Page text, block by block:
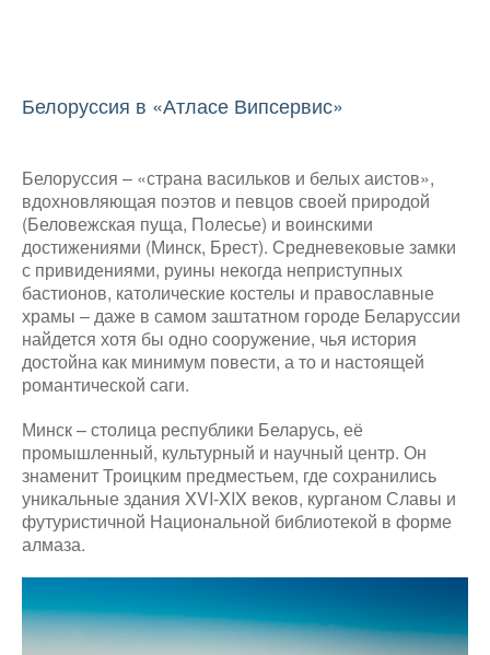
Белоруссия в «Атласе Випсервис»
Белоруссия – «страна васильков и белых аистов»,
вдохновляющая поэтов и певцов своей природой
(Беловежская пуща, Полесье) и воинскими
достижениями (Минск, Брест). Средневековые замки
с привидениями, руины некогда неприступных
бастионов, католические костелы и православные
храмы – даже в самом заштатном городе Беларуссии
найдется хотя бы одно сооружение, чья история
достойна как минимум повести, а то и настоящей
романтической саги.
Минск – столица республики Беларусь, её
промышленный, культурный и научный центр. Он
знаменит Троицким предместьем, где сохранились
уникальные здания XVI-XIX веков, курганом Славы и
футуристичной Национальной библиотекой в форме
алмаза.